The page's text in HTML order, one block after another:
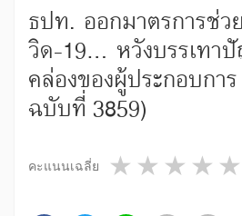
ธปท. ออกมาตรการช่ว
วิด-19... หวังบรรเทา
คล่องของผู้ประกอบกา
ฉบับที่ 3859)
คะแนนเฉลี่ย 4
3
2 stars
1 star